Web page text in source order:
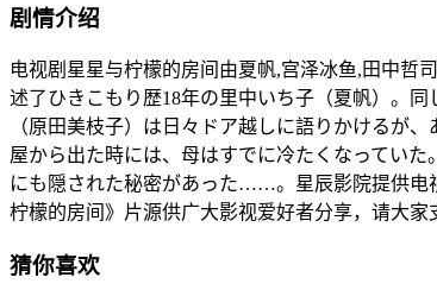
剧情介绍
电视剧星星与柠檬的房间由夏帆,宫泽冰鱼,田中哲
述了ひきこもり歴18年の里中いち子（夏帆）。
（原田美枝子）は日々ドア越しに語りかけるが
屋から出た時には、母はすでに冷たくなってい
にも隠された秘密があった……。星辰影院提供电
柠檬的房间》片源供广大影视爱好者分享，请大家
猜你喜欢